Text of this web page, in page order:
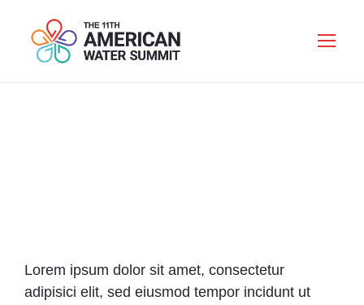
Lorem ipsum dolor sit amet, consectetur
adipisici elit, sed eiusmod tempor incidunt ut